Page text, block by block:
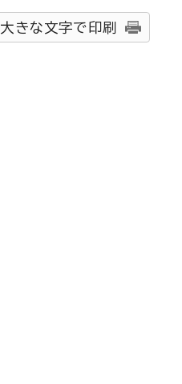
大きな文字で印刷